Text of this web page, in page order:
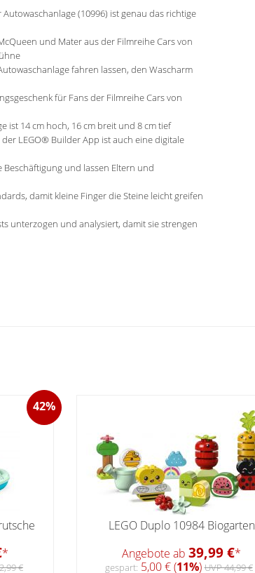
(10996) ist genau das richtige
und Mater aus der Filmreihe Cars von
fahren lassen, den Wascharm
für Fans der Filmreihe Cars von
ist 14 cm hoch, 16 cm breit und 8 cm tief
LEGO® Builder App ist auch eine digitale
und lassen Eltern und
damit kleine Finger die Steine leicht greifen
unterzogen und analysiert, damit sie strengen
42%
*
€
LEGO Duplo 10984 Biogarten
Angebote ab 39,99 €*
gespart: 5,00 € (11%)UVP 44,99 €